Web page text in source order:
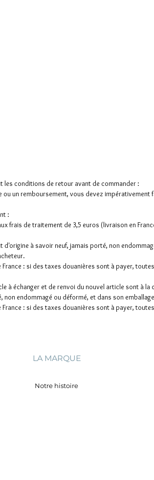
les conditions de retour avant de commander :
ou un remboursement, vous devez
:
frais de traitement de 3,5 euros (livraison en
à savoir neuf, jamais porté, non
: si des taxes douanières sont à payer,
à échanger et de renvoi du nouvel article sont à
endommagé ou déformé, et dans son
: si des taxes douanières sont à payer,
LA MARQUE
Notre histoire